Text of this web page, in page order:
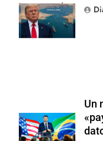
tras suspender
una ofensiva
militar
Un